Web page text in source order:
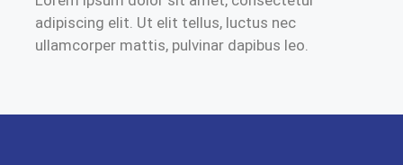
adipiscing elit. Ut elit tellus, luctus nec
ullamcorper mattis, pulvinar dapibus leo.